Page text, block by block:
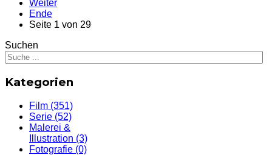
Weiter
Ende
Seite 1 von 29
Suchen
Kategorien
Film (351)
Serie (52)
Malerei &
Illustration (3)
Fotografie (0)